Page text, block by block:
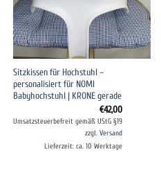
Sitzkissen für Hochstuhl –
personalisiert für NOMI
Babyhochstuhl | KRONE gerade
€42,00
Umsatzsteuerbefreit gemäß UStG §19
zzgl. Versand
Lieferzeit: ca. 10 Werktage